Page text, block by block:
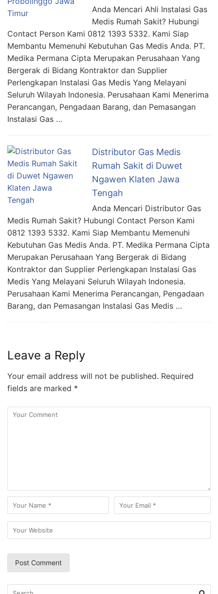
Anda Mencari Ahli Instalasi Gas
Medis Rumah Sakit? Hubungi
Contact Person Kami 0812 1393 5332. Kami Siap
Membantu Memenuhi Kebutuhan Gas Medis Anda. PT.
Medika Permana Cipta Merupakan Perusahaan Yang
Bergerak di Bidang Kontraktor dan Supplier
Perlengkapan Instalasi Gas Medis Yang Melayani
Seluruh Wilayah Indonesia. Perusahaan Kami Menerima
Perancangan, Pengadaan Barang, dan Pemasangan
Instalasi Gas …
Distributor Gas Medis
Rumah Sakit di Duwet
Ngawen Klaten Jawa
Tengah
Anda Mencari Distributor Gas
Medis Rumah Sakit? Hubungi Contact Person Kami
0812 1393 5332. Kami Siap Membantu Memenuhi
Kebutuhan Gas Medis Anda. PT. Medika Permana Cipta
Merupakan Perusahaan Yang Bergerak di Bidang
Kontraktor dan Supplier Perlengkapan Instalasi Gas
Medis Yang Melayani Seluruh Wilayah Indonesia.
Perusahaan Kami Menerima Perancangan, Pengadaan
Barang, dan Pemasangan Instalasi Gas Medis …
Leave a Reply
Your email address will not be published. Required
fields are marked *
Search